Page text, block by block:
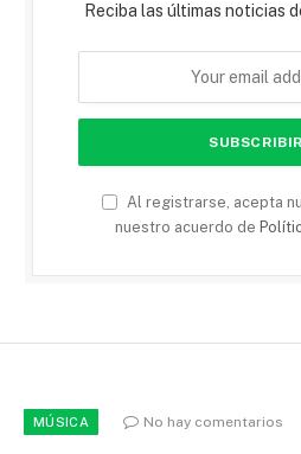
Reciba las últimas noticias
Al registrarse, acepta
nuestro acuerdo de
MÚSICA No hay comentarios